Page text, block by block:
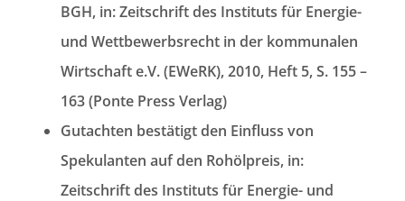
BGH, in: Zeitschrift des Instituts für Energie-
und Wettbewerbsrecht in der kommunalen
Wirtschaft e.V. (EWeRK), 2010, Heft 5, S. 155 –
163 (Ponte Press Verlag)
Gutachten bestätigt den Einfluss von
Spekulanten auf den Rohölpreis, in:
Zeitschrift des Instituts für Energie- und